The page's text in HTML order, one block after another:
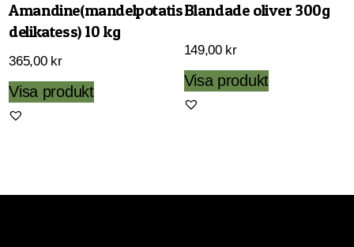
på
Amandine(mandelpotatis
delikatess) 10 kg
365,00 kr
Visa produkt
Blandade oliver 300g
149,00 kr
Visa produkt